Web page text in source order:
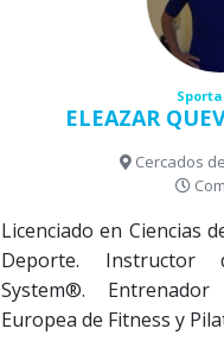
ELEAZAR
Cercados
Licenciado en Ciencias
Deporte. Instructor
System®. Entrenador
Europea de Fitness y